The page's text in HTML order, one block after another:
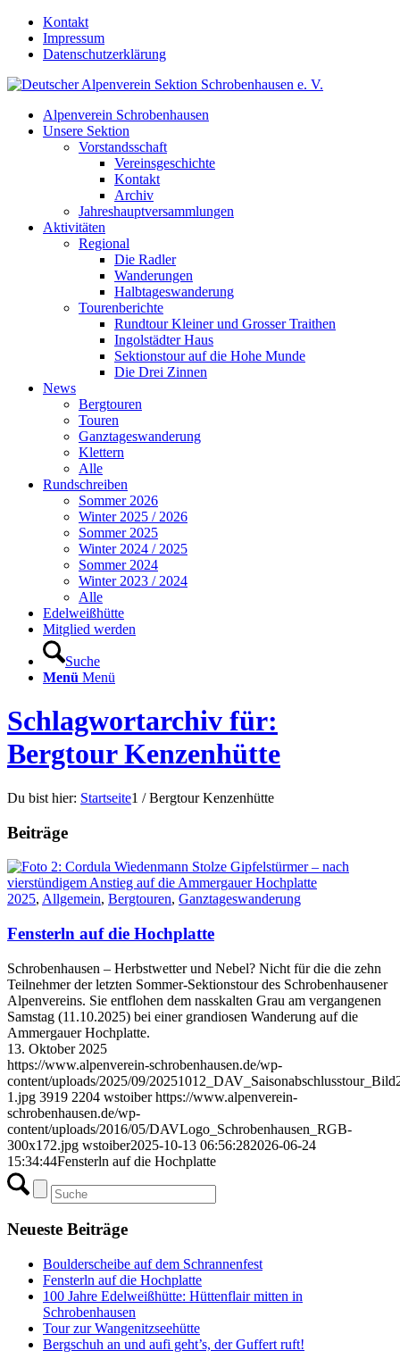
Kontakt
Impressum
Datenschutzerklärung
Alpenverein Schrobenhausen
Unsere Sektion
Vorstandsschaft
Vereinsgeschichte
Kontakt
Archiv
Jahreshauptversammlungen
Aktivitäten
Regional
Die Radler
Wanderungen
Halbtageswanderung
Tourenberichte
Rundtour Kleiner und Grosser Traithen
Ingolstädter Haus
Sektionstour auf die Hohe Munde
Die Drei Zinnen
News
Bergtouren
Touren
Ganztageswanderung
Klettern
Alle
Rundschreiben
Sommer 2026
Winter 2025 / 2026
Sommer 2025
Winter 2024 / 2025
Sommer 2024
Winter 2023 / 2024
Alle
Edelweißhütte
Mitglied werden
Suche
Menü Menü
Schlagwortarchiv für:
Bergtour Kenzenhütte
Du bist hier: Startseite1 / Bergtour Kenzenhütte
Beiträge
2025, Allgemein, Bergtouren, Ganztageswanderung
Fensterln auf die Hochplatte
Schrobenhausen – Herbstwetter und Nebel? Nicht für die die zehn
Teilnehmer der letzten Sommer-Sektionstour des Schrobenhausener
Alpenvereins. Sie entflohen dem nasskalten Grau am vergangenen
Samstag (11.10.2025) bei einer grandiosen Wanderung auf die
Ammergauer Hochplatte.
13. Oktober 2025
https://www.alpenverein-schrobenhausen.de/wp-
content/uploads/2025/09/
1.jpg 3919 2204 wstoiber https://www.alpenverein-
schrobenhausen.de/wp-
content/uploads/2016/05/DAVLogo_Schrobenhausen_RGB-
300x172.jpg wstoiber2025-10-13 06:56:282026-06-24
15:34:44Fensterln auf die Hochplatte
Neueste Beiträge
Boulderscheibe auf dem Schrannenfest
Fensterln auf die Hochplatte
100 Jahre Edelweißhütte: Hüttenflair mitten in
Schrobenhausen
Tour zur Wangenitzseehütte
Bergschuh an und aufi geht’s, der Guffert ruft!